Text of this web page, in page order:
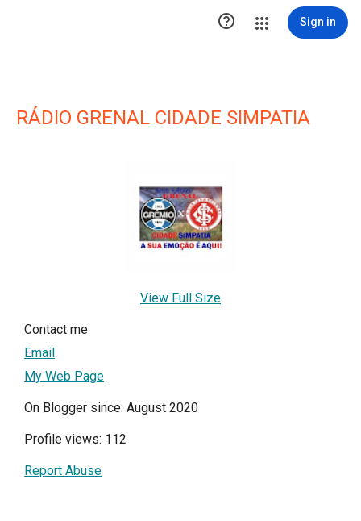
 Sign in
RÁDIO GRENAL CIDADE SIMPATIA
View Full Size
Contact me
Email
My Web Page
On Blogger since: August 2020
Profile views: 112
Report Abuse